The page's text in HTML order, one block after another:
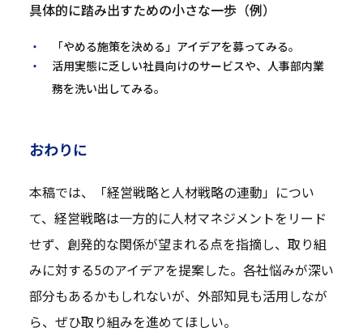
具体的に踏み出すための小さな一歩（例）
「やめる施策を決める」アイデアを募ってみる。
活用実態に乏しい社員向けのサービスや、人事部内業
務を洗い出してみる。
おわりに
本稿では、「経営戦略と人材戦略の連動」につい
て、経営戦略は一方的に人材マネジメントをリード
せず、創発的な関係が望まれる点を指摘し、取り組
みに対する5のアイデアを提案した。各社悩みが深い
部分もあるかもしれないが、外部知見も活用しなが
ら、ぜひ取り組みを進めてほしい。